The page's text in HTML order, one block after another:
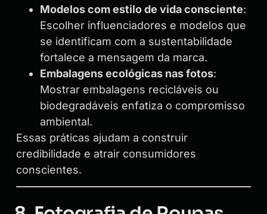
Modelos com estilo de vida consciente:
Escolher influenciadores e modelos que
se identificam com a sustentabilidade
fortalece a mensagem da marca.
Embalagens ecológicas nas fotos:
Mostrar embalagens recicláveis ou
biodegradáveis enfatiza o compromisso
ambiental.
Essas práticas ajudam a construir
credibilidade e atrair consumidores
conscientes.